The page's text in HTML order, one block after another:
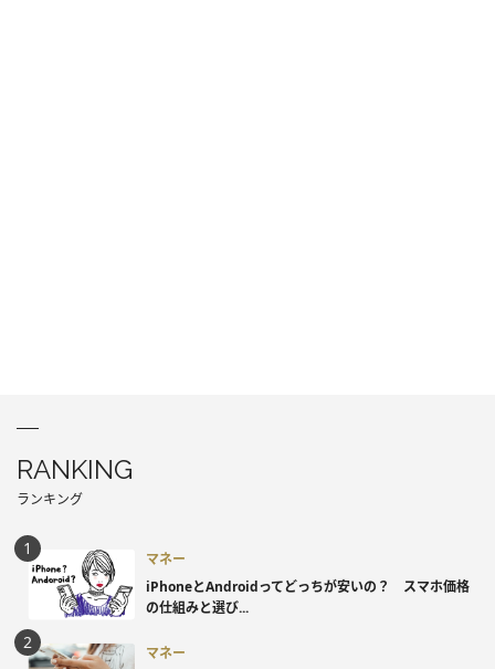
RANKING
ランキング
マネー
iPhoneとAndroidってどっちが安いの？ スマホ価格
の仕組みと選び...
マネー